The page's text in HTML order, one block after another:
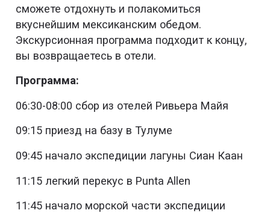
сможете отдохнуть и полакомиться
вкуснейшим мексиканским обедом.
Экскурсионная программа подходит к концу,
вы возвращаетесь в отели.
Программа:
06:30-08:00 сбор из отелей Ривьера Майя
09:15 приезд на базу в Тулуме
09:45 начало экспедиции лагуны Сиан Каан
11:15 легкий перекус в Punta Allen
11:45 начало морской части экспедиции